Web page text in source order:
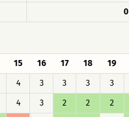
0
15 16 17 18 19
4 3 3 3 3
4 3 2 2 2